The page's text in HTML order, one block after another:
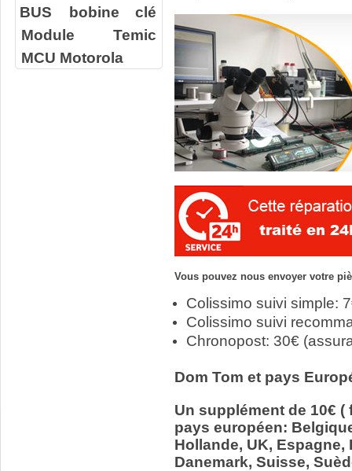
BUS
bobine clé
Module Temic
MCU Motorola
Vous pouvez nous envoyer votre
Colissimo suivi simple:
Colissimo suivi
Chronopost: 30€
Dom Tom et pays
Un supplément de 10€
pays européen:
Hollande, UK,
Danemark, Suisse,